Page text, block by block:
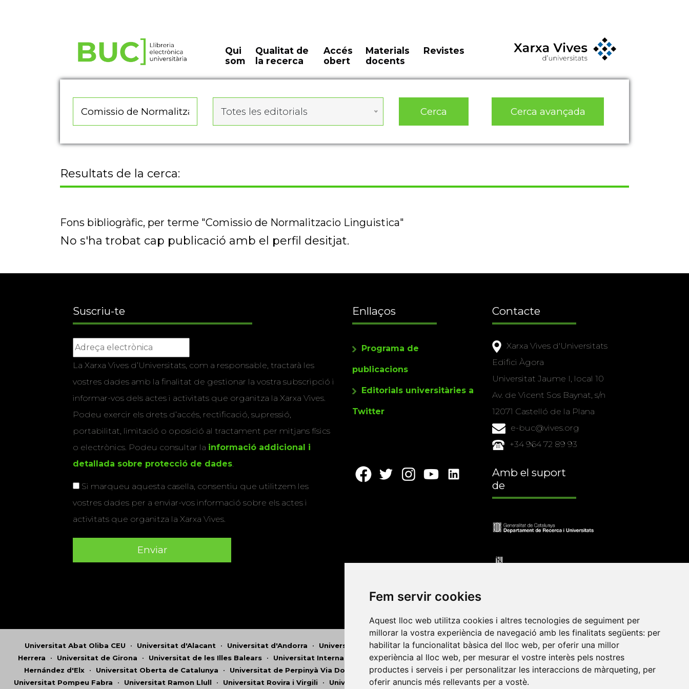
Fem servir cookies
Aquest lloc web utilitza cookies i altres tecnologies de seguiment per
millorar la vostra experiència de navegació amb les finalitats següents: per
habilitar la funcionalitat bàsica del lloc web, per oferir una millor
experiència al lloc web, per mesurar el vostre interès pels nostres
productes i serveis i per personalitzar les interaccions de màrqueting, per
oferir anuncis més rellevants per a vostè.
Qui
som
Qualitat de
la recerca
Accés
obert
Materials
docents
Revistes
Totes les editorials Cerca Cerca avançada
Resultats de la cerca:
Fons bibliogràfic, per terme "Comissio de Normalitzacio Linguistica"
No s'ha trobat cap publicació amb el perfil desitjat.
Suscriu-te
La Xarxa Vives d’Universitats, com a responsable, tractarà les
vostres dades amb la finalitat de gestionar la vostra subscripció i
informar-vos dels actes i activitats que organitza la Xarxa Vives.
Podeu exercir els drets d’accés, rectificació, supressió,
portabilitat, limitació o oposició al tractament per mitjans físics
o electrònics. Podeu consultar la informació addicional i
detallada sobre protecció de dades.
Si marqueu aquesta casella, consentiu que utilitzem les
vostres dades per a enviar-vos informació sobre els actes i
activitats que organitza la Xarxa Vives.
Enllaços
Programa de
publicacions
Editorials universitàries a
Twitter
Contacte
Xarxa Vives d'Universitats
Edifici Àgora
Universitat Jaume I, local 10
Av. de Vicent Sos Baynat, s/n
12071 Castelló de la Plana
e-buc@vives.org
+34 964 72 89 93
Amb el suport
de
Universitat Abat Oliba CEU • Universitat d'Alacant • Universitat d'Andorra • Universitat Autònoma de Barcelona•Universitat de Barcelona•Universitat CEU Cardenal
Herrera • Universitat de Girona • Universitat de les Illes Balears • Universitat Internacional de Catalunya• Universitat Jaume I•Universitat de Lleida•Universitat Miguel
Hernández d'Elx • Universitat Oberta de Catalunya • Universitat de Perpinyà Via Domitia •Universitat Politècnica de Catalunya•Universitat Politècnica de València•
Universitat Pompeu Fabra • Universitat Ramon Llull • Universitat Rovira i Virgili • Universitat de Sàsser•Universitat de València•Universitat de Vic - Universitat Central de